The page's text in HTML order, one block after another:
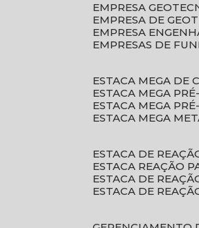
EMPRESA
EMPRESA DE
EMPRESA
EMPRESAS DE
ESTACA MEGA
ESTACA MEGA
ESTACA MEGA
ESTACA MEGA
ESTACA DE
ESTACA REAÇÃO
ESTACA DE
ESTACA DE